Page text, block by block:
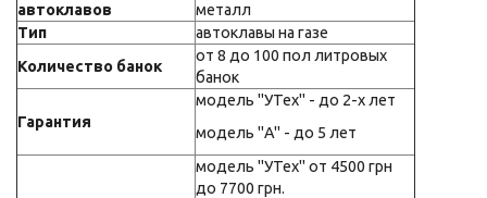
автоклавов
металл
Тип
автоклавы на газе
Количество банок
от 8 до 100 пол литровых
банок
Гарантия
модель "УТех" - до 2-х лет
модель "A" - до 5 лет
модель "УТех" от 4500 грн
до 7700 грн.